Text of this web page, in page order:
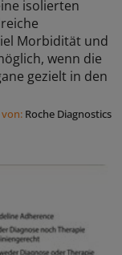
isolierten
Morbidität und
wenn die
gezielt in den
Roche Diagnostics